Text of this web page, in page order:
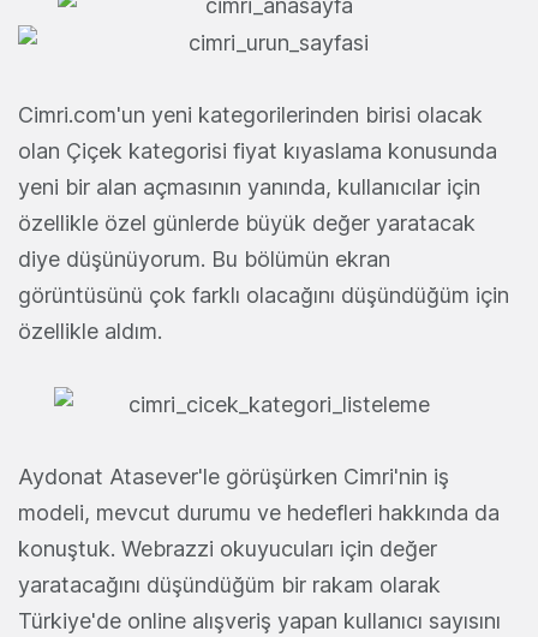
Cimri.com'un yeni kategorilerinden birisi olacak
olan Çiçek kategorisi fiyat kıyaslama konusunda
yeni bir alan açmasının yanında, kullanıcılar için
özellikle özel günlerde büyük değer yaratacak
diye düşünüyorum. Bu bölümün ekran
görüntüsünü çok farklı olacağını düşündüğüm için
özellikle aldım.
Aydonat Atasever'le görüşürken Cimri'nin iş
modeli, mevcut durumu ve hedefleri hakkında da
konuştuk. Webrazzi okuyucuları için değer
yaratacağını düşündüğüm bir rakam olarak
Türkiye'de online alışveriş yapan kullanıcı sayısını